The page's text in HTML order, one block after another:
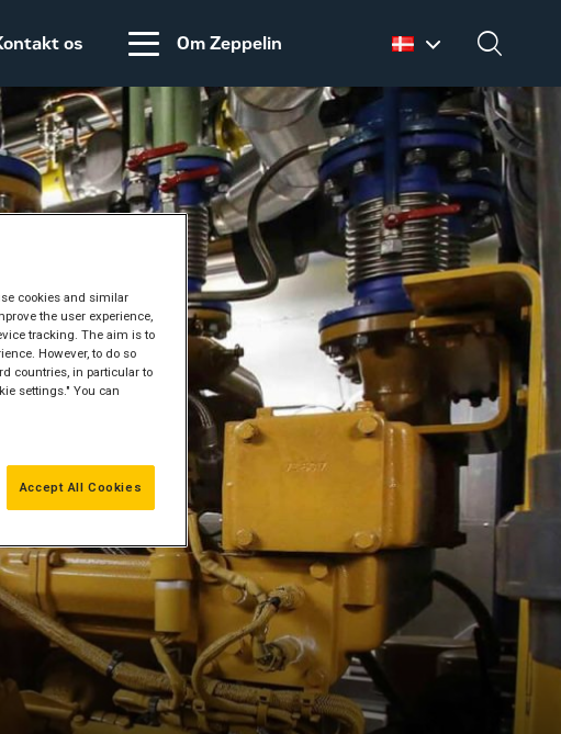
os Om Zeppelin
Salgs- og
leveringsbetingelser
Power System
VEDRØRENDE TOLD
PÅ MASKINER OG
DELE FRA USA
Zeppelin Construction
er medlem af
Maskinleverandørerne
Dansk
English
cookies and similar
the user experience,
tracking. The aim is to
However, to do so
countries, in particular to
settings." You can
Accept All Cookies